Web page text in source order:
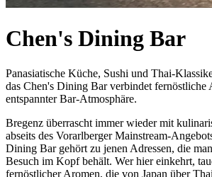
Chen's Dining Bar
Panasiatische Küche, Sushi und Thai-
das Chen's Dining Bar verbindet fernöstliche
entspannter Bar-Atmosphäre.
Bregenz überrascht immer wieder mit
abseits des Vorarlberger Mainstream-
Dining Bar gehört zu jenen Adressen, die
Besuch im Kopf behält. Wer hier einkehrt,
fernöstlicher Aromen, die von Japan über